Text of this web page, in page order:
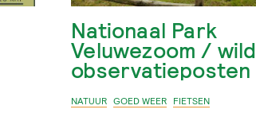
Nationaal Park
Veluwezoom / wild
observatieposten
NATUUR GOED WEER FIETSEN